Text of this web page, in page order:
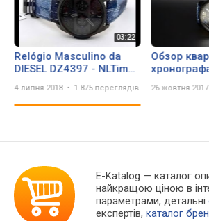
Relógio Masculino da
DIESEL DZ4397 - NLTime
4 липня 2018 1 875 переглядів
Обзор
26 жовтня 2017
E-Katalog — каталог
найкращою ціною в
параметрами, детальні
експертів,каталог